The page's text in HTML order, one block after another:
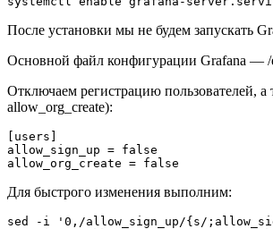
После установки мы не будем запускать
Основной файл конфигурации Grafana — /
Отключаем регистрацию пользователей,
allow_org_create):
[users]
allow_sign_up = false
Для быстрого изменения выполним:
sed -i '0,/allow_sign_up/{s/